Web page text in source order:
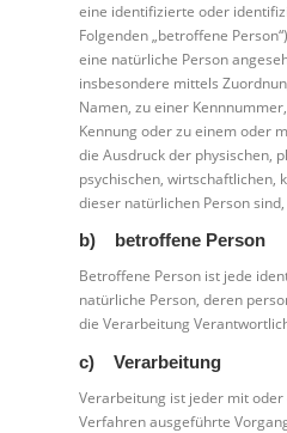
eine identifizierte oder
Folgenden „betroffene
eine natürliche Person
insbesondere mittels
Namen, zu einer
Kennung oder zu einem oder
die Ausdruck der physischen,
psychischen, wirtschaftlichen,
dieser natürlichen Person
b) betroffene Person
Betroffene Person ist jede
natürliche Person, deren
die Verarbeitung
c) Verarbeitung
Verarbeitung ist jeder mit
Verfahren ausgeführte